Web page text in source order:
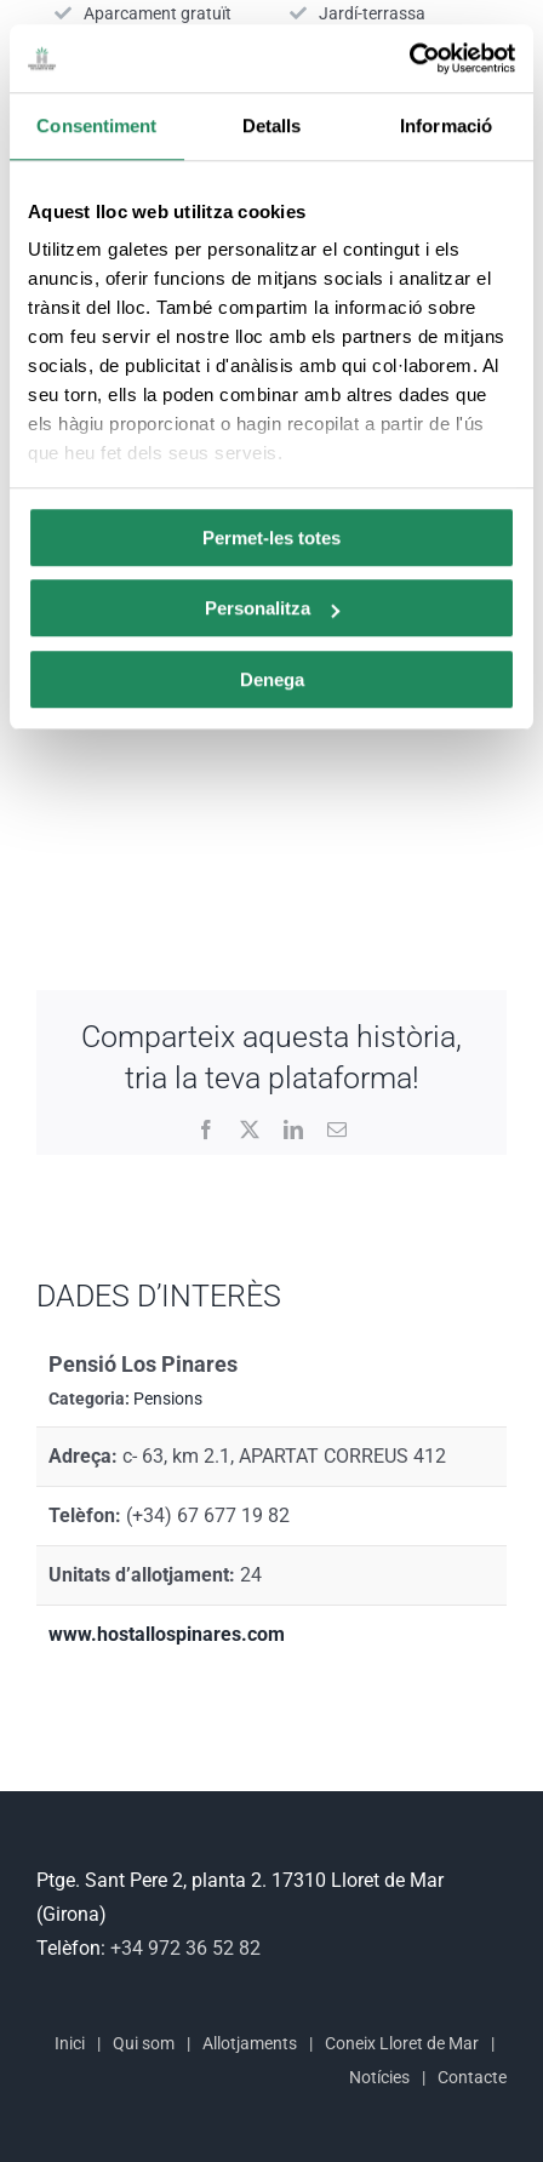
Consentiment Detalls Informació
Aquest lloc web utilitza cookies
Utilitzem galetes per personalitzar el contingut i els
anuncis, oferir funcions de mitjans socials i analitzar el
trànsit del lloc. També compartim la informació sobre
com feu servir el nostre lloc amb els partners de mitjans
socials, de publicitat i d'anàlisis amb qui col·laborem. Al
seu torn, ells la poden combinar amb altres dades que
els hàgiu proporcionat o hagin recopilat a partir de l'ús
que heu fet dels seus serveis.
Permet-les totes
Personalitza
Denega
Aparcament gratuït Jardí-terrassa
Nº RTC:HG002175
SERVEIS DE L'HABITACIÓ
Productes d'higiene personal
Comparteix aquesta història,
tria la teva plataforma!
Facebook LinkedInEmail:
DADES D’INTERÈS
Pensió Los Pinares
Categoria: Pensions
Adreça: c- 63, km 2.1, APARTAT CORREUS 412
Telèfon: (+34) 67 677 19 82
Unitats d’allotjament: 24
www.hostallospinares.com
Ptge. Sant Pere 2, planta 2. 17310 Lloret de Mar
(Girona)
Telèfon: +34 972 36 52 82
Inici Qui som Allotjaments
Coneix Lloret de Mar
Notícies
Contacte